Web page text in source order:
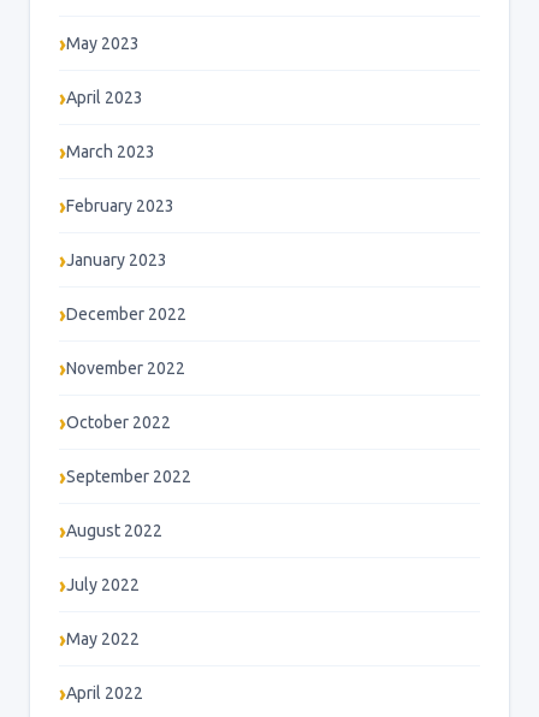
May 2023
April 2023
March 2023
February 2023
January 2023
December 2022
November 2022
October 2022
September 2022
August 2022
July 2022
May 2022
April 2022